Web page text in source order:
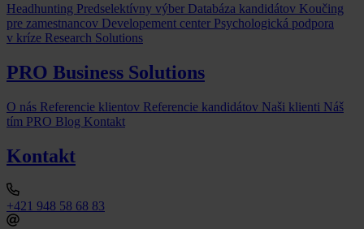
Headhunting Predselektívny výber Databáza kandidátov Koučing
pre zamestnancov Developement center Psychologická podpora
v kríze Research Solutions
PRO Business Solutions
O nás Referencie klientov Referencie kandidátov Naši klienti Náš
tím PRO Blog Kontakt
Kontakt
+421 948 58 68 83